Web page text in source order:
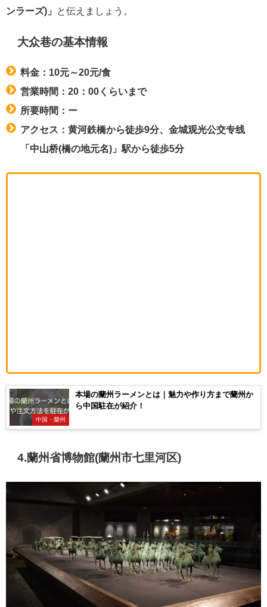
ンラーズ)」
と伝えましょう。
大众巷の基本情報
料金：10元～20元/食
営業時間：20：00くらいまで
所要時間：ー
アクセス：黄河鉄橋から徒歩9分、金城观光公交专线
「中山桥(橋の地元名)」駅から徒歩5分
中国・蘭州
本場の蘭州ラーメンとは｜魅力や作り方まで蘭州か
ら中国駐在が紹介！
4.蘭州省博物館(蘭州市七里河区)